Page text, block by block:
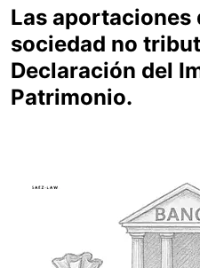
Las aportaciones
sociedad no
Declaración del
Patrimonio.